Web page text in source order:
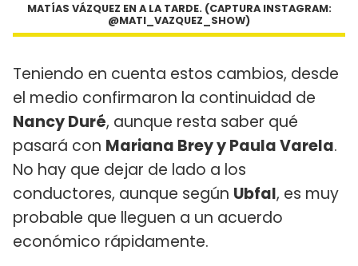
MATÍAS VÁZQUEZ EN A LA TARDE. (CAPTURA INSTAGRAM:
@MATI_VAZQUEZ_SHOW)
Teniendo en cuenta estos cambios, desde
el medio confirmaron la continuidad de
Nancy Duré, aunque resta saber qué
pasará con Mariana Brey y Paula Varela.
No hay que dejar de lado a los
conductores, aunque según Ubfal, es muy
probable que lleguen a un acuerdo
económico rápidamente.